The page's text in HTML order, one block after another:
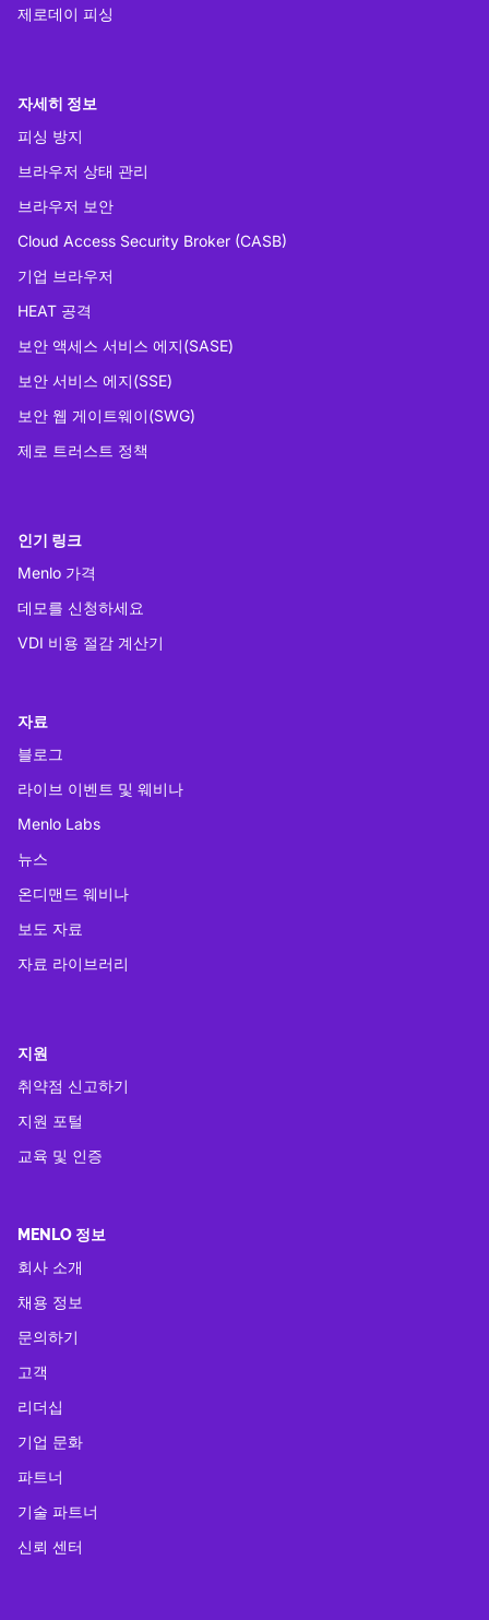
제로데이 피싱
자세히 정보
피싱 방지
브라우저 상태 관리
브라우저 보안
Cloud Access Security Broker (CASB)
기업 브라우저
HEAT 공격
보안 액세스 서비스 에지(SASE)
보안 서비스 에지(SSE)
보안 웹 게이트웨이(SWG)
제로 트러스트 정책
인기 링크
Menlo 가격
데모를 신청하세요
VDI 비용 절감 계산기
자료
블로그
라이브 이벤트 및 웨비나
Menlo Labs
뉴스
온디맨드 웨비나
보도 자료
자료 라이브러리
지원
취약점 신고하기
지원 포털
교육 및 인증
MENLO 정보
회사 소개
채용 정보
문의하기
고객
리더십
기업 문화
파트너
기술 파트너
신뢰 센터